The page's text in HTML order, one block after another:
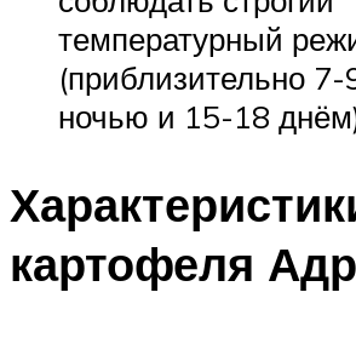
температурный
(приблизительно 7-
ночью и 15-18
картофеля